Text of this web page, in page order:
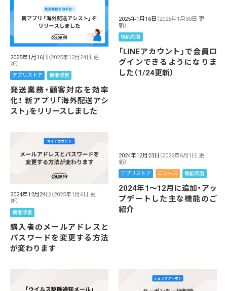
2025年1月16日 （2025年12月24日 更
新）
アプリストア 機能改善
発送業務・顧客対応を効率
化！ 新アプリ「海外配送アシ
スト」をリリースしました
2025年1月16日 （2025年1月30日 更
新）
機能改善
「LINEアカウント」で会員ロ
グインできるようになりま
した（1/24更新）
2024年12月24日 （2025年1月6日 更
新）
機能改善
購入者のメールアドレスと
パスワードを変更する方法
が変わります
2024年12月23日 （2026年6月1日 更
新）
アプリストア ニュース 機能改善
2024年1～12月に追加・アッ
プデートした主な機能のご
紹介